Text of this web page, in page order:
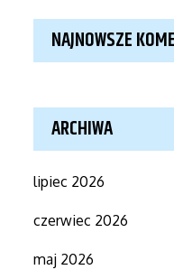
NAJNOWSZE
ARCHIWA
lipiec 2026
czerwiec 2026
maj 2026